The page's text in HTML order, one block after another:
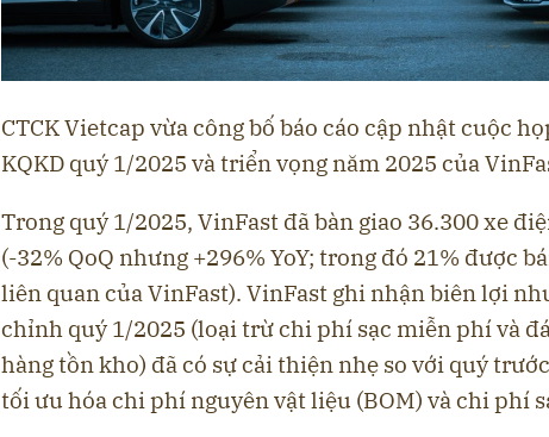
CTCK Vietcap vừa công bố báo cáo cập nhật cuộc
KQKD quý 1/2025 và triển vọng năm 2025 của
Trong quý 1/2025, VinFast đã bàn giao 36.300 xe
(-32% QoQ nhưng +296% YoY; trong đó 21% được
liên quan của VinFast). VinFast ghi nhận biên lợi
chỉnh quý 1/2025 (loại trừ chi phí sạc miễn phí và
hàng tồn kho) đã có sự cải thiện nhẹ so với quý
tối ưu hóa chi phí nguyên vật liệu (BOM) và chi phí